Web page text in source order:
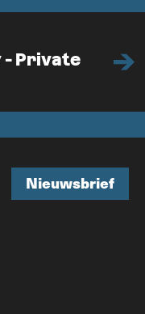
- Private
Nieuwsbrief